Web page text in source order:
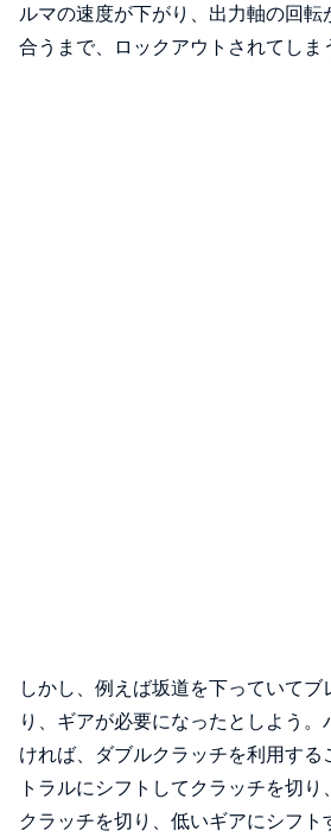
ルマの速度が下がり、出力軸の回転
合うまで、ロックアウトされてしま
しかし、例えば坂道を下っていてブ
り、ギアが必要になったとしよう。
ければ、ダブルクラッチを利用する
トラルにシフトしてクラッチを切
クラッチを切り、低いギアにシフト